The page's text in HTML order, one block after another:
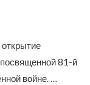
посвященной 81-й
войне. …